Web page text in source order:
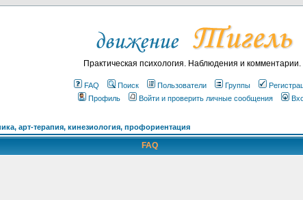
Практическая психология. Наблюдения и комментарии.
FAQ Поиск Пользователи Группы
Профиль
Войти и проверить личные сообщения
арт-терапия, кинезиология, профориентация
FAQ